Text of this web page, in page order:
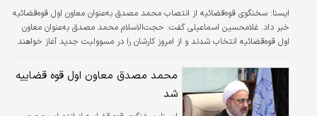
ایسنا: سخنگوی قوه‌قضائیه از انتصاب محمد مصدق به‌عنوان معاون اول قوه‌قضائیه
خبر داد. غلامحسین اسماعیلی گفت: حجت‌الاسلام محمد مصدق به‌عنوان معاون
اول قوه‌قضائیه انتخاب شدند و از امروز کارشان را در مسوولیت جدید آغاز خواهند
به‌عنوان معاون اول جدید مشغول به کار خواهند شدند. بر اساس این گزارش،
حجت‌الاسلام محمد مصدق، معاون حقوقی قوه‌قضائیه بود که اخیرا از سوی ابراهیم
رئیسی رئیس پیشین قوه‌قضائیه به ریاست دیوان عدالت اداری منصوب…
محمد مصدق معاون اول قوه قضاییه
شد